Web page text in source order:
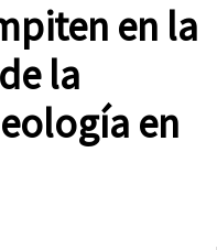
en la
la
en